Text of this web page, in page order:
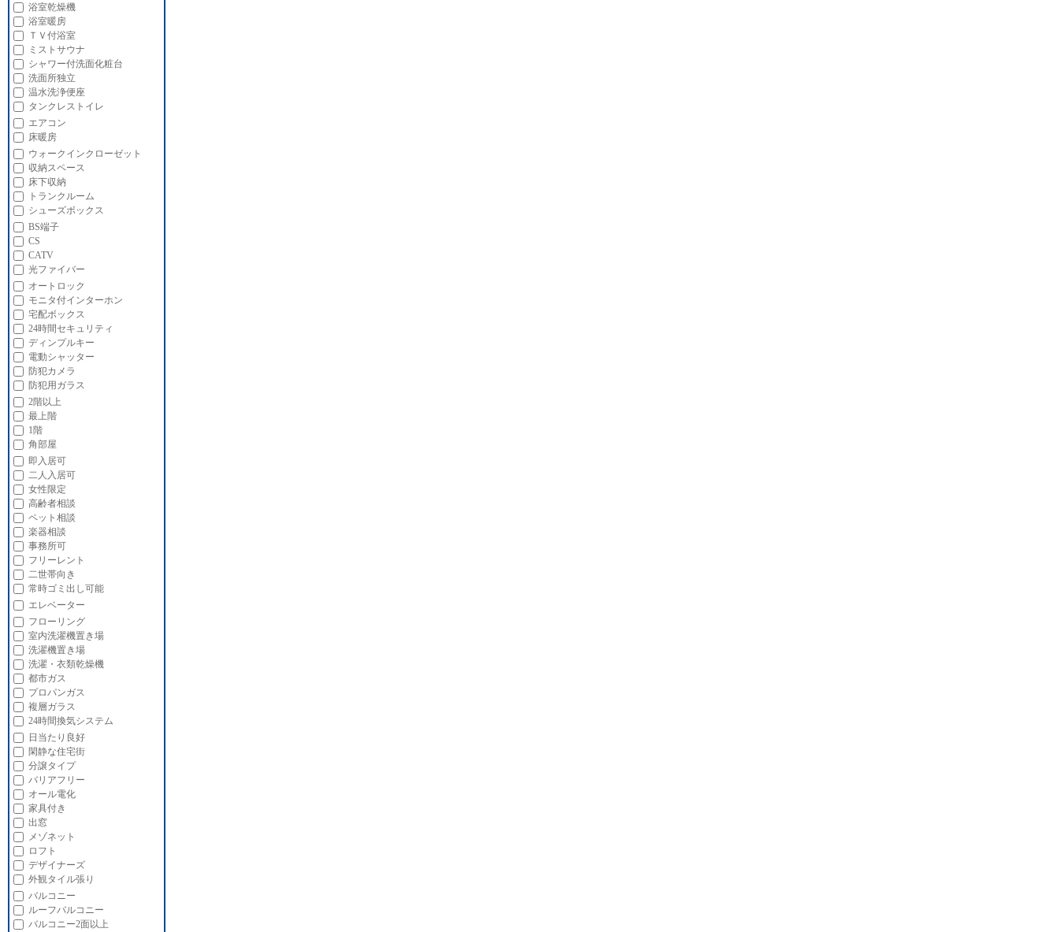
浴室乾燥機
浴室暖房
ＴＶ付浴室
ミストサウナ
シャワー付洗面化粧台
洗面所独立
温水洗浄便座
タンクレストイレ
エアコン
床暖房
ウォークインクローゼット
収納スペース
床下収納
トランクルーム
シューズボックス
BS端子
CS
CATV
光ファイバー
オートロック
モニタ付インターホン
宅配ボックス
24時間セキュリティ
ディンプルキー
電動シャッター
防犯カメラ
防犯用ガラス
2階以上
最上階
1階
角部屋
即入居可
二人入居可
女性限定
高齢者相談
ペット相談
楽器相談
事務所可
フリーレント
二世帯向き
常時ゴミ出し可能
エレベーター
フローリング
室内洗濯機置き場
洗濯機置き場
洗濯・衣類乾燥機
都市ガス
プロパンガス
複層ガラス
24時間換気システム
日当たり良好
閑静な住宅街
分譲タイプ
バリアフリー
オール電化
家具付き
出窓
メゾネット
ロフト
デザイナーズ
外観タイル張り
バルコニー
ルーフバルコニー
バルコニー2面以上